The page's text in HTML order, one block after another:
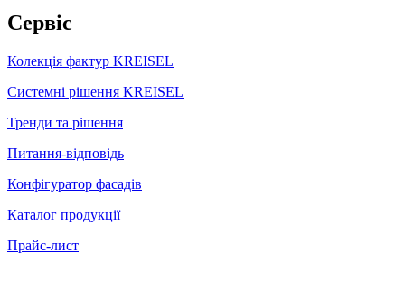
Сервіс
Колекція фактур KREISEL
Системні рішення KREISEL
Тренди та рішення
Питання-відповідь
Конфігуратор фасадів
Каталог продукції
Прайс-лист